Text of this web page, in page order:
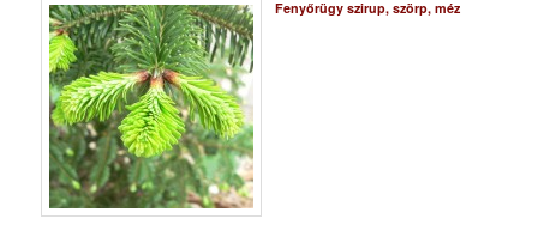
Fenyőrügy szirup, szörp, méz